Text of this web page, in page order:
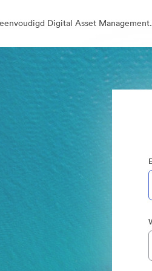
Digital Asset Management.